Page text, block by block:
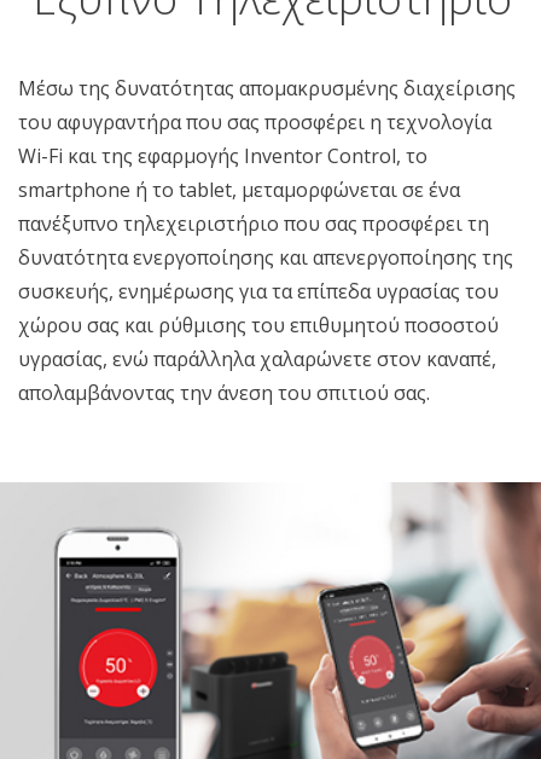
Μέσω της δυνατότητας απομακρυσμένης διαχείρισης
του αφυγραντήρα που σας προσφέρει η τεχνολογία
Wi-Fi και της εφαρμογής Inventor Control, το
smartphone ή το tablet, μεταμορφώνεται σε ένα
πανέξυπνο τηλεχειριστήριο που σας προσφέρει τη
δυνατότητα ενεργοποίησης και απενεργοποίησης της
συσκευής, ενημέρωσης για τα επίπεδα υγρασίας του
χώρου σας και ρύθμισης του επιθυμητού ποσοστού
υγρασίας, ενώ παράλληλα χαλαρώνετε στον καναπέ,
απολαμβάνοντας την άνεση του σπιτιού σας.